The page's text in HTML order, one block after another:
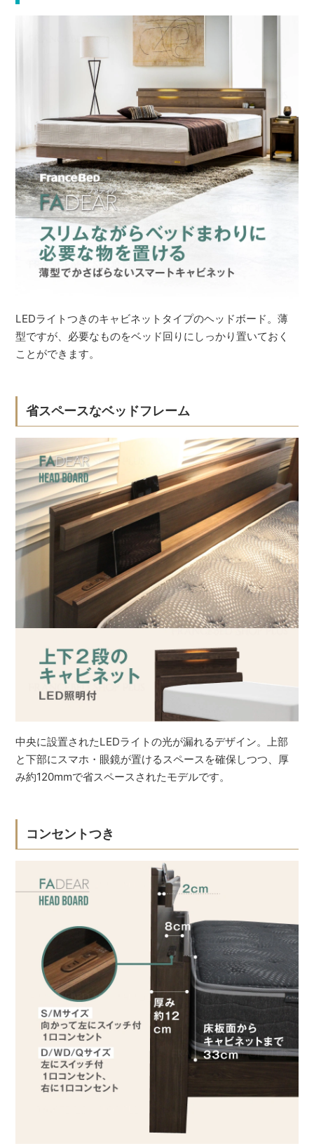
LEDライトつきのキャビネットタイプのヘッドボード。薄
型ですが、必要なものをベッド回りにしっかり置いておく
ことができます。
省スペースなベッドフレーム
中央に設置されたLEDライトの光が漏れるデザイン。上部
と下部にスマホ・眼鏡が置けるスペースを確保しつつ、厚
み約120mmで省スペースされたモデルです。
コンセントつき